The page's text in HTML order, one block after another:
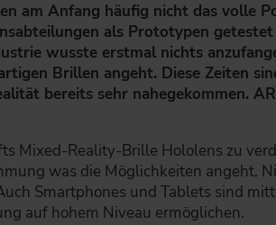
am Anfang häufig nicht das volle
als Prototypen
wusste erstmal nichts
Brillen angeht. Diese Zeiten
bereits sehr nahegekommen.
Mixed-Reality-Brille Hololens zu
was die Möglichkeiten angeht.
Smartphones und Tablets sind
auf hohem Niveau ermöglichen.